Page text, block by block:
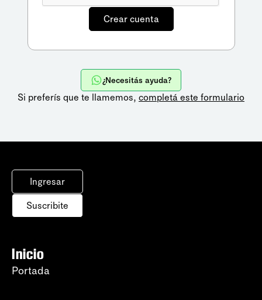
¿Necesitás ayuda?
Si preferís que te llamemos, completá este formulario
Ingresar
Suscribite
Inicio
Portada